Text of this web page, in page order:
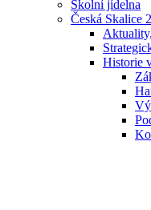
Školní jídelna
Česká Skalice
Historie